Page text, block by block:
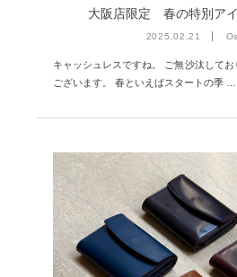
大阪店限定 春の特別ア
2025.02.21
キャッシュレスですね。 ご無沙汰して
ございます。 春といえばスタートの季 …